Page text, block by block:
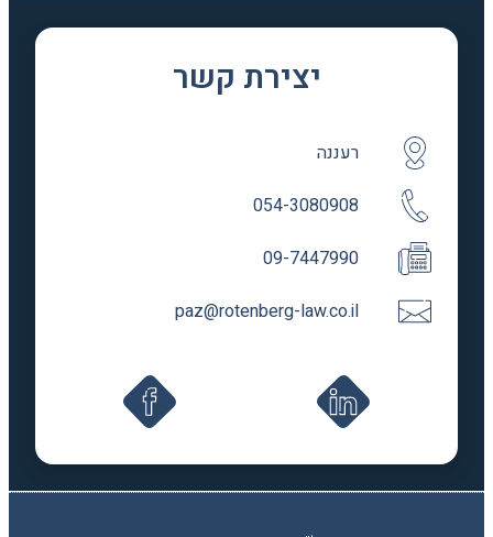
יצירת קשר
רעננה
054-3080908
09-7447990
paz@rotenberg-law.co.il